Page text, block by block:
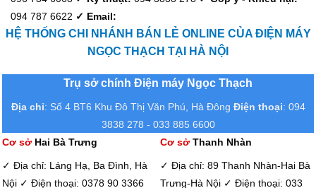
094 787 6622 ✓ Email:
HỆ THỐNG CHI NHÁNH BÁN LẺ ONLINE CỦA ĐIỆN MÁY
NGỌC THẠCH TẠI HÀ NỘI
Trụ sở chính Điện máy Ngọc Thạch
Địa chỉ: Số 4 BT6 Khu Đô Thị Văn Phú, Hà Đông Điện thoại: 094
3838 278 - 033 885 6600
Cơ sởHai Bà Trưng
✓ Địa chỉ: Láng Hạ, Ba Đình, Hà
Nội ✓ Điện thoại: 0378 90 3366
Cơ sởThanh Nhàn
✓ Địa chỉ: 89 Thanh Nhàn-Hai Bà
Trưng-Hà Nội ✓ Điện thoại: 033